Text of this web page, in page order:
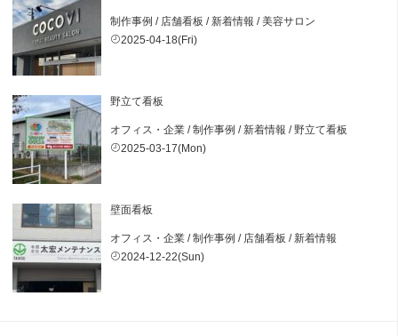
制作事例 / 店舗看板 /新着情報 /美容サロン
2025-04-18(Fri)
野立て看板
オフィス・企業 /制作事例 /新着情報 /野立て看板
2025-03-17(Mon)
壁面看板
オフィス・企業 /制作事例 / 店舗看板 /新着情報
2024-12-22(Sun)